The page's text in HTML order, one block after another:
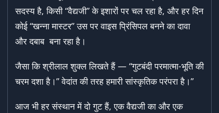
सदस्य है, किसी “वैद्यजी” के इशारों पर चल रहा है, और हर दिन
कोई “खन्ना मास्टर” उस पर वाइस प्रिंसिपल बनने का दावा
और दबाब बना रहा है।
जैसा कि श्रीलाल शुक्ल लिखते हैं — “गुटबंदी परमात्मा-भूति की
चरम दशा है।” वेदांत की तरह हमारी सांस्कृतिक परंपरा है।”
आज भी हर संस्थान में दो गुट हैं, एक वैद्यजी का और एक